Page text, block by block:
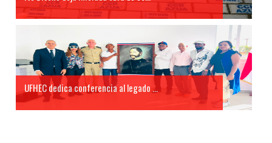
UFHEC dedica conferencia al legado ...